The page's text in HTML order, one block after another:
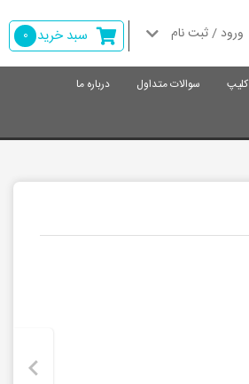
سبد خرید 0 ورود / ثبت نام
کلیپ سوالات متداول
درباره ما